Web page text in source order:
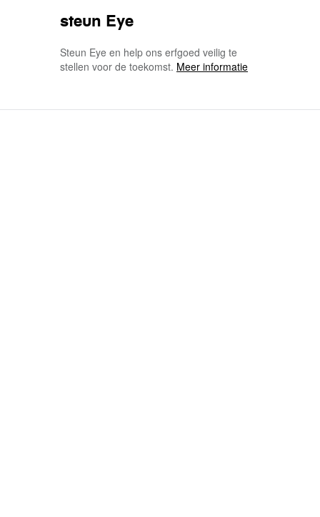
steun Eye
Steun Eye en help ons erfgoed veilig te
stellen voor de toekomst. Meer informatie